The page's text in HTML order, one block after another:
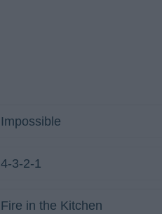
Impossible
4-3-2-1
Fire in the Kitchen